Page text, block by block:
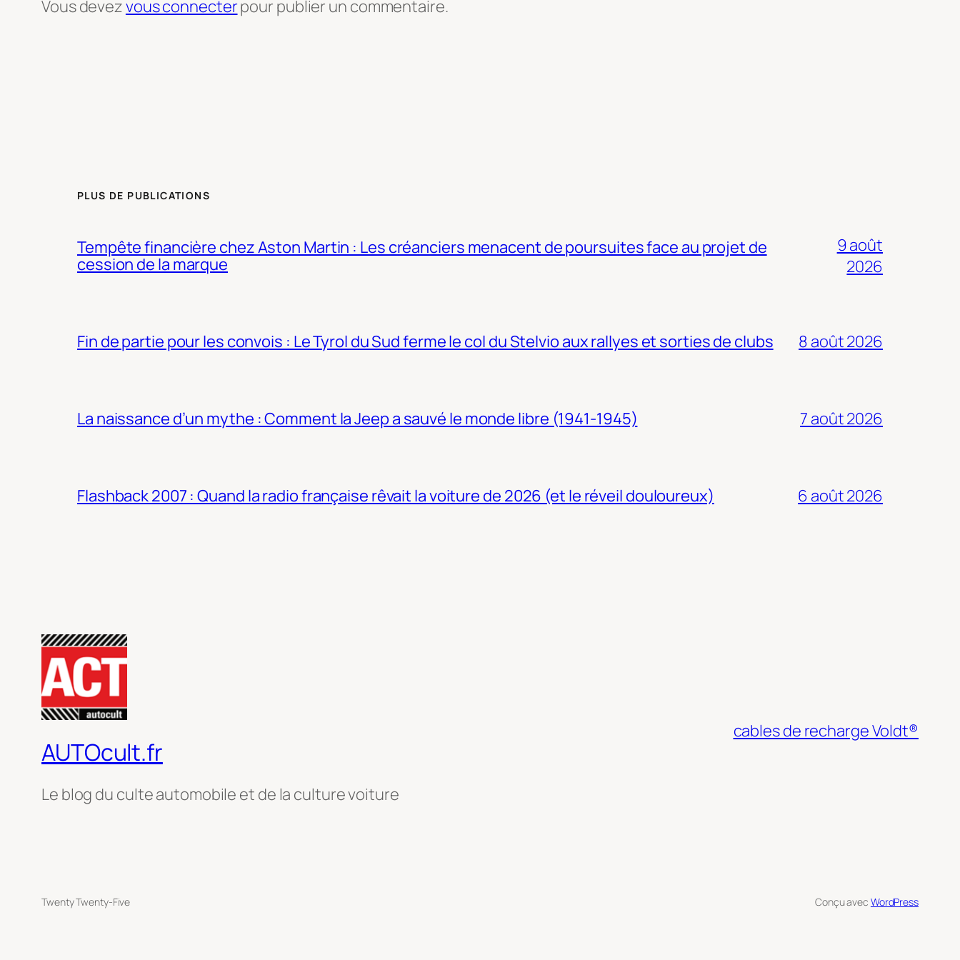
Vous devezvous connecterpour publier un commentaire.
PLUS DE PUBLICATIONS
Tempête financière chez Aston Martin : Les créanciers menacent de poursuites face au projet de
cession de la marque
9 août
2026
Fin de partie pour les convois : Le Tyrol du Sud ferme le col du Stelvio aux rallyes et sorties de clubs 8 août 2026
La naissance d’un mythe : Comment la Jeep a sauvé le monde libre (1941-1945) 7 août 2026
Flashback 2007 : Quand la radio française rêvait la voiture de 2026 (et le réveil douloureux) 6 août 2026
AUTOcult.fr
Le blog du culte automobile et de la culture voiture
cables de recharge Voldt®
Twenty Twenty-Five Conçu avec WordPress